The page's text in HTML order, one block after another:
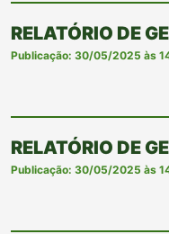
RELATÓRIO DE
Publicação: 30/05/2025 às
RELATÓRIO DE
Publicação: 30/05/2025 às